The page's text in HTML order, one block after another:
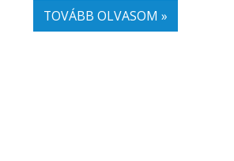
TOVÁBB OLVASOM »